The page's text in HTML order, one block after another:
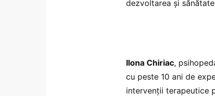
dezvoltarea și
Ilona Chiriac,
cu peste 10 ani de
intervenții terapeutice